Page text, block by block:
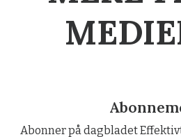
Abonner på dagbladet